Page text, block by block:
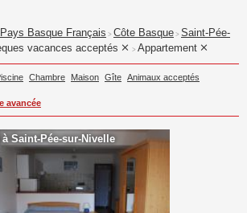
Basque Français > Côte Basque > Saint-Pée-
vacances acceptés > Appartement
Chambre Maison Gîte Animaux acceptés
avancée
Saint-Pée-sur-Nivelle